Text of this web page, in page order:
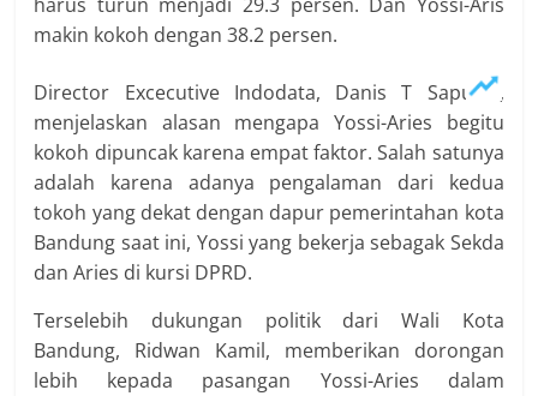
makin kokoh dengan 38.2 persen.
Director Excecutive Indodata, Danis T Saputra,
menjelaskan alasan mengapa Yossi-Aries begitu
kokoh dipuncak karena empat faktor. Salah satunya
adalah karena adanya pengalaman dari kedua
tokoh yang dekat dengan dapur pemerintahan kota
Bandung saat ini, Yossi yang bekerja sebagak Sekda
dan Aries di kursi DPRD.
Terselebih dukungan politik dari Wali Kota
Bandung, Ridwan Kamil, memberikan dorongan
lebih kepada pasangan Yossi-Aries dalam